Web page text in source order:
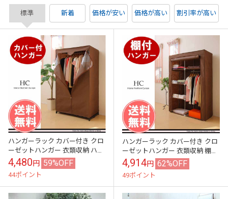
標準 新着 価格が安い 価格が高い 割引率が高い
ハンガーラック カバー付き クロ
ーゼットハンガー 衣類収納 ハン
ガーラック 隙間収納 すきまカバ
4,480円 59%OFF
44ポイント
ハンガーラック カバー付き クロ
ーゼットハンガー 衣類収納 棚付
き 衣類収納 アウトレット 訳あり
在庫処分
4,914円 62%OFF
49ポイント